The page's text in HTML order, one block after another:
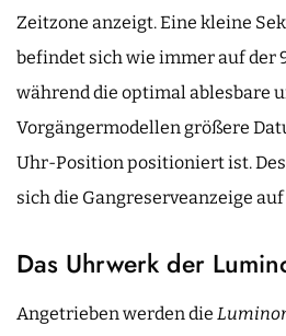
Zeitzone anzeigt. Eine kleine
befindet sich wie immer auf der
während die optimal ablesbare
Vorgängermodellen größere
Uhr-Position positioniert ist.
sich die Gangreserveanzeige
Das Uhrwerk der
Angetrieben werden die